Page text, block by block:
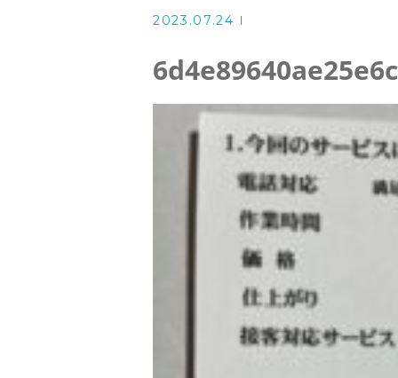
風呂釜洗浄・追い炊き配管クリ
スタッフ
よくある質問
アクセス
ザ・そうじ職人からのお
2023.07.24